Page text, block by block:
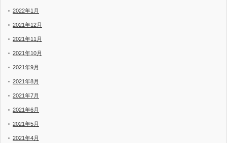
2022年1月
2021年12月
2021年11月
2021年10月
2021年9月
2021年8月
2021年7月
2021年6月
2021年5月
2021年4月